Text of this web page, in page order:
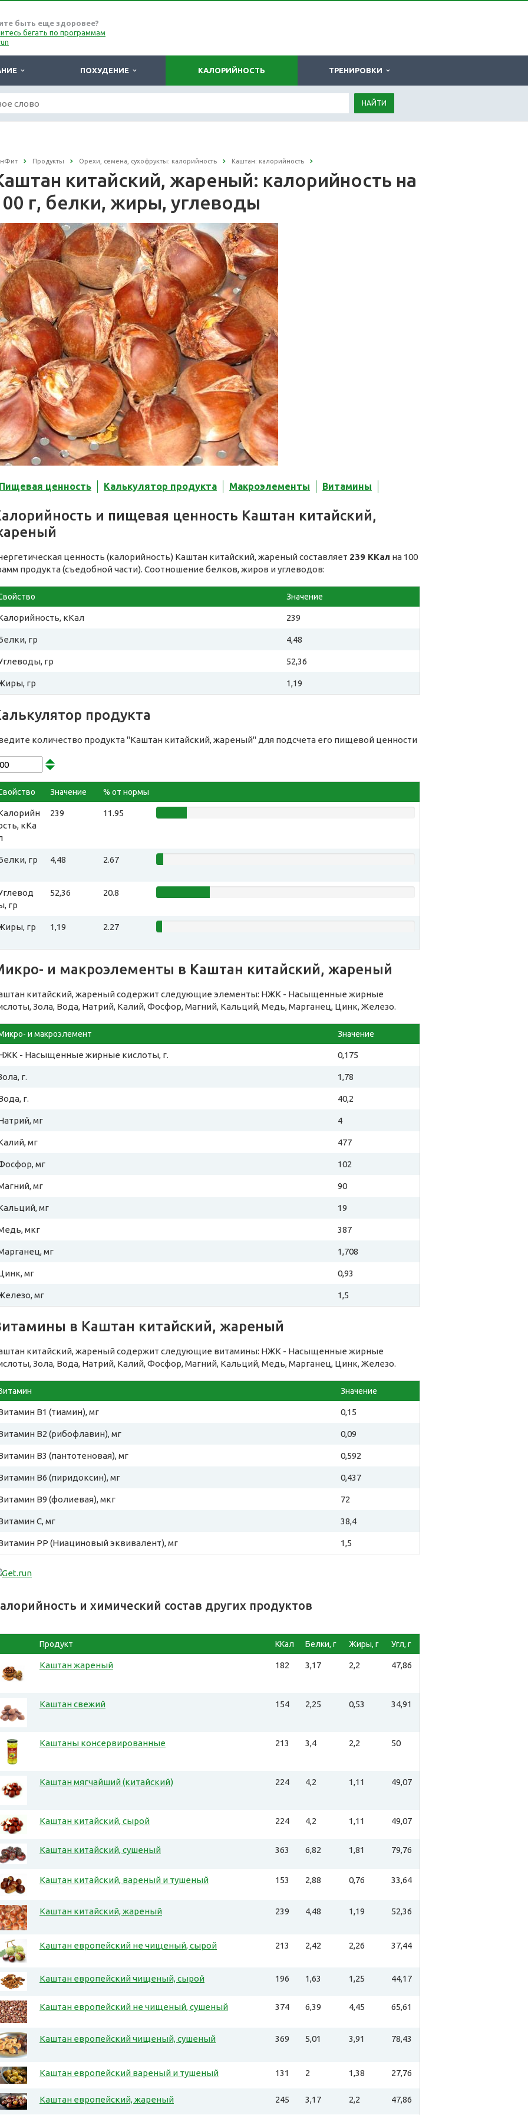
быть еще здоровее?
бегать по программам
ПОХУДЕНИЕ КАЛОРИЙНОСТЬ ТРЕНИРОВКИ
НАЙТИ
Продукты Орехи, семена, сухофрукты: калорийность Каштан: калорийность
китайский, жареный: калорийность на
г, белки, жиры, углеводы
ценность Калькулятор продукта Макроэлементы Витамины
и пищевая ценность Каштан китайский,
ценность (калорийность) Каштан китайский, жареный составляет 239 ККал на 100
продукта (съедобной части). Соотношение белков, жиров и углеводов:
Значение
кКал 239
гр 4,48
гр 52,36
гр 1,19
продукта
количество продукта "Каштан китайский, жареный" для подсчета его пищевой ценности
Значение % от нормы
кКа
239 11.95
гр 4,48 2.67
гр
52,36 20.8
гр 1,19 2.27
и макроэлементы в Каштан китайский, жареный
китайский, жареный содержит следующие элементы: НЖК - Насыщенные жирные
Зола, Вода, Натрий, Калий, Фосфор, Магний, Кальций, Медь, Марганец, Цинк, Железо.
и макроэлемент Значение
- Насыщенные жирные кислоты, г. 0,175
г. 1,78
г. 40,2
мг 4
мг 477
мг 102
мг 90
мг 19
мкг 387
мг 1,708
мг 0,93
мг 1,5
в Каштан китайский, жареный
китайский, жареный содержит следующие витамины: НЖК - Насыщенные жирные
Зола, Вода, Натрий, Калий, Фосфор, Магний, Кальций, Медь, Марганец, Цинк, Железо.
Значение
B1 (тиамин), мг 0,15
B2 (рибофлавин), мг 0,09
B3 (пантотеновая), мг 0,592
B6 (пиридоксин), мг 0,437
B9 (фолиевая), мкг 72
C, мг 38,4
PP (Ниациновый эквивалент), мг 1,5
и химический состав других продуктов
Продукт ККал Белки, г Жиры, г Угл, г
Каштан жареный 182 3,17 2,2 47,86
Каштан свежий 154 2,25 0,53 34,91
Каштаны консервированные 213 3,4 2,2 50
Каштан мягчайший (китайский) 224 4,2 1,11 49,07
Каштан китайский, сырой 224 4,2 1,11 49,07
Каштан китайский, сушеный 363 6,82 1,81 79,76
Каштан китайский, вареный и тушеный 153 2,88 0,76 33,64
Каштан китайский, жареный 239 4,48 1,19 52,36
Каштан европейский не чищеный, сырой 213 2,42 2,26 37,44
Каштан европейский чищеный, сырой 196 1,63 1,25 44,17
Каштан европейский не чищеный, сушеный 374 6,39 4,45 65,61
Каштан европейский чищеный, сушеный 369 5,01 3,91 78,43
Каштан европейский вареный и тушеный 131 2 1,38 27,76
Каштан европейский, жареный 245 3,17 2,2 47,86